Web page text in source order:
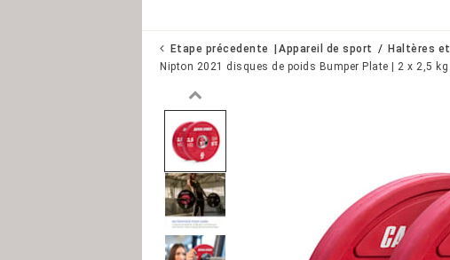
Etape précedente Appareil de sport Haltères
Nipton 2021 disques de poids Bumper Plate | 2 x 2,5